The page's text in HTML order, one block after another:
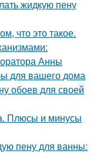
жидкую пену
что это такое.
Анны
для вашего дома
обоев для своей
Плюсы и минусы
пену для ванны: